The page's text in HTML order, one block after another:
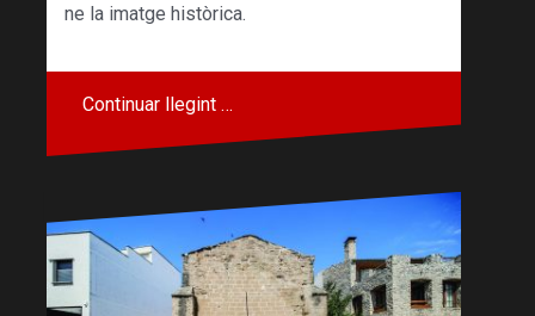
ne la imatge històrica.
Continuar llegint …